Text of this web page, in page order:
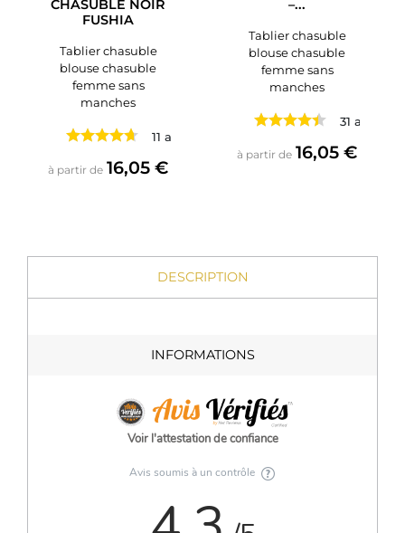
CHASUBLE NOIR
FUSHIA
Tablier chasuble
blouse chasuble
femme sans
manches
11 avis
à partir de Prix
16,05 €
–...
Tablier chasuble
blouse chasuble
femme sans
manches
31 avis
à partir de Prix
16,05 €
DESCRIPTION
INFORMATIONS
Voir l'attestation de confiance
Avis soumis à un contrôle